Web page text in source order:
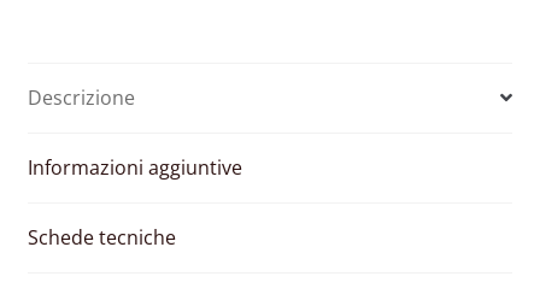
48V
quantità
Descrizione
Informazioni aggiuntive
Schede tecniche